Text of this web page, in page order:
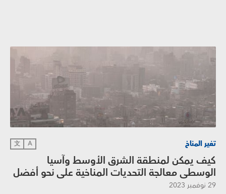
تغير المناخ A
文
كيف يمكن لمنطقة الشرق الأوسط وآسيا
الوسطى معالجة التحديات المناخية على نحو أفضل
29 نوفمبر 2023